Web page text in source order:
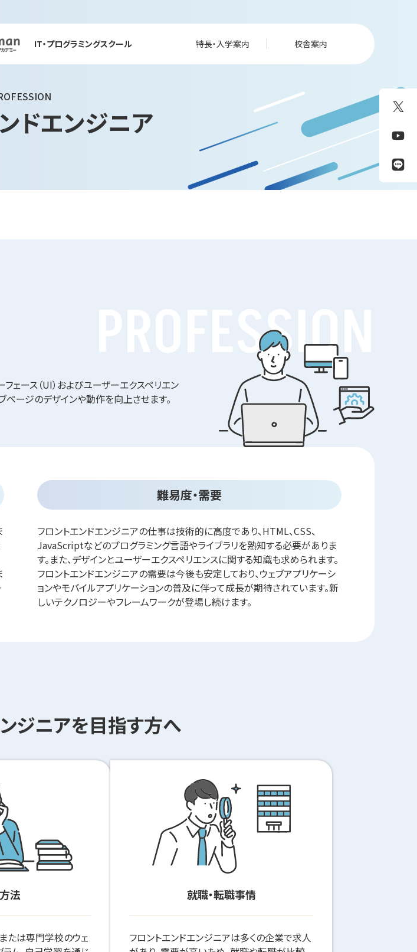
IT・プログラミングスクール 特長・入学案内 校舎案内
ドエンジニア
PROFESSION
ェース（UI）およびユーザーエクスペリエン
ページのデザインや動作を向上させます。
難易度・需要
フロントエンドエンジニアの仕事は技術的に高度であり、HTML、CSS、
JavaScriptなどのプログラミング言語やライブラリを熟知する必要がありま
す。また、デザインとユーザーエクスペリエンスに関する知識も求められます。
フロントエンドエンジニアの需要は今後も安定しており、ウェブアプリケーシ
ョンやモバイルアプリケーションの普及に伴って成長が期待されています。新
しいテクノロジーやフレームワークが登場し続けます。
ジニアを目指す方へ
法
たは専門学校のウェ
就職・転職事情
フロントエンドエンジニアは多くの企業で求人